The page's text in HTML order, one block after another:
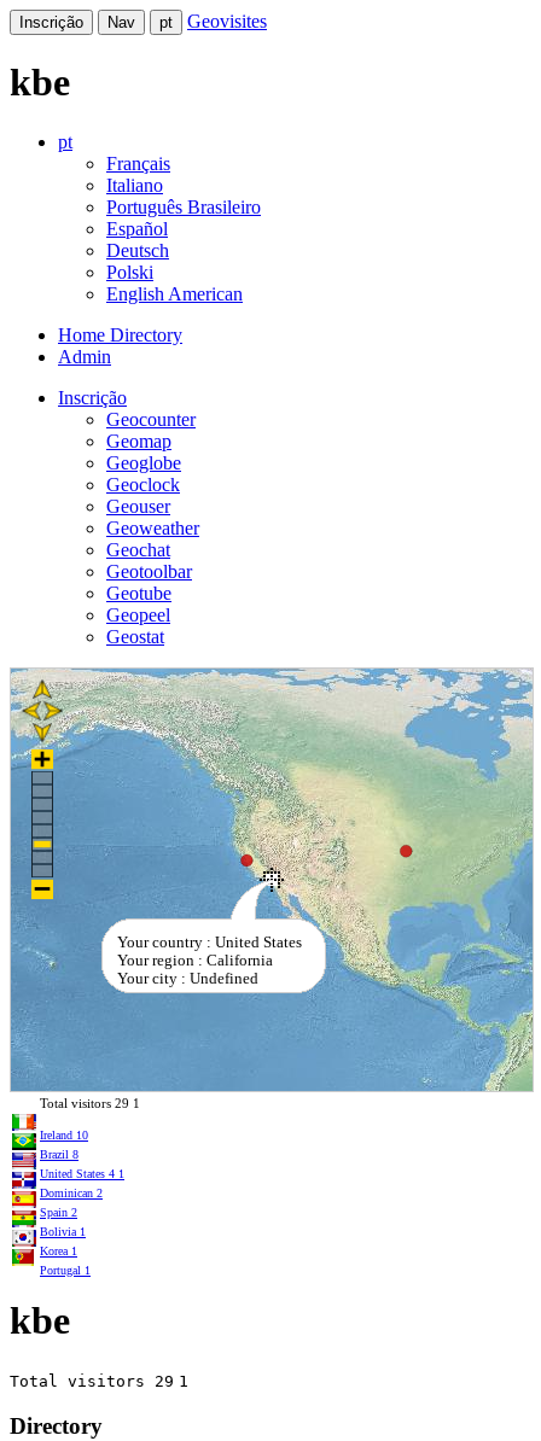
Inscrição Nav pt Geovisites
kbe
pt
Français
Italiano
Português Brasileiro
Español
Deutsch
Polski
English American
Home Directory
Admin
Inscrição
Geocounter
Geomap
Geoglobe
Geoclock
Geouser
Geoweather
Geochat
Geotoolbar
Geotube
Geopeel
Geostat
Your country : United States
Your region : California
Your city : Undefined
Total visitors 29 1
Ireland 10
Brazil 8
United States 4 1
Dominican 2
Spain 2
Bolivia 1
Korea 1
Portugal 1
kbe
Total visitors 29 1
Directory